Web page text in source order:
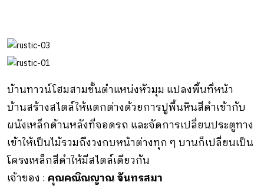
บ้านทาวน์โฮมสามชั้นตำแหน่งหัวมุม แปลงพื้นที่หน้า
บ้านสร้างสไตล์ให้แตกต่างด้วยการปูพื้นหินสีดำเข้ากับ
ผนังเหล็กด้านหลังที่จอดรถ และจัดการเปลี่ยนประตูทาง
เข้าให้เป็นไม้รวมถึงวงกบหน้าต่างทุก ๆ บานก็เปลี่ยนเป็น
โครงเหล็กสีดำให้มีสไตล์เดียวกัน
เจ้าของ : คุณคณิณญาณ จันทรสมา